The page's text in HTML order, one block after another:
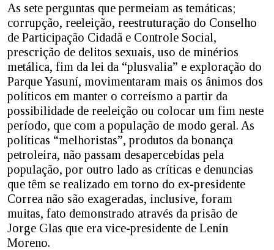
As sete perguntas que permeiam as temáticas;
corrupção, reeleição, reestruturação do Conselho
de Participação Cidadã e Controle Social,
prescrição de delitos sexuais, uso de minérios
metálica, fim da lei da “plusvalia” e exploração do
Parque Yasuní, movimentaram mais os ânimos dos
políticos em manter o correísmo a partir da
possibilidade de reeleição ou colocar um fim neste
período, que com a população de modo geral. As
políticas “melhoristas”, produtos da bonança
petroleira, não passam desapercebidas pela
população, por outro lado as críticas e denuncias
que têm se realizado em torno do ex-presidente
Correa não são exageradas, inclusive, foram
muitas, fato demonstrado através da prisão de
Jorge Glas que era vice-presidente de Lenín
Moreno.